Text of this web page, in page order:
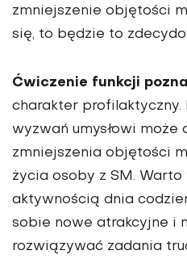
zmniejszenie objętości
się, to będzie to
Ćwiczenie funkcji
charakter profilaktyczny.
wyzwań umysłowi może
zmniejszenia objętości
życia osoby z SM.
aktywnością dnia
sobie nowe atrakcyjne i
rozwiązywać zadania